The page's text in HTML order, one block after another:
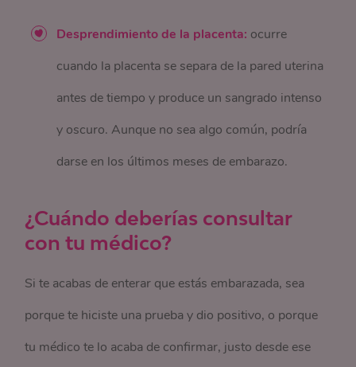
Desprendimiento de la placenta: ocurre
cuando la placenta se separa de la pared uterina
antes de tiempo y produce un sangrado intenso
y oscuro. Aunque no sea algo común, podría
darse en los últimos meses de embarazo.
¿Cuándo deberías consultar
con tu médico?
Si te acabas de enterar que estás embarazada, sea
porque te hiciste una prueba y dio positivo, o porque
tu médico te lo acaba de confirmar, justo desde ese